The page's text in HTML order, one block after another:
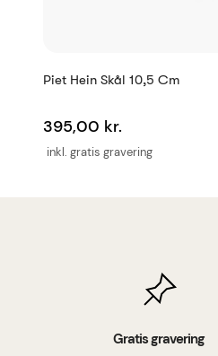
Piet Hein Skål 10,5 Cm
inkl. gratis gravering
395,00 kr.
Gratis gravering